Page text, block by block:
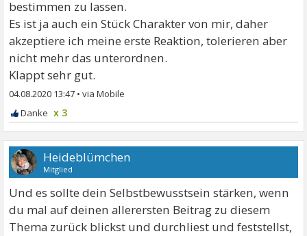
bestimmen zu lassen.
Es ist ja auch ein Stück Charakter von mir, daher
akzeptiere ich meine erste Reaktion, tolerieren aber
nicht mehr das unterordnen.
Klappt sehr gut.
04.08.2020 13:47 •
x 3
Heideblümchen
Mitglied
Und es sollte dein Selbstbewusstsein stärken, wenn
du mal auf deinen allerersten Beitrag zu diesem
Thema zurück blickst und durchliest und feststellst,